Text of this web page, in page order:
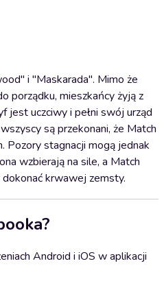
i "Maskarada". Mimo że
porządku, mieszkańcy żyją z
jest uczciwy i pełni swój urząd
są przekonani, że Match
Pozory stagnacji mogą jednak
wzbierają na sile, a Match
krwawej zemsty.
Android i iOS w aplikacji